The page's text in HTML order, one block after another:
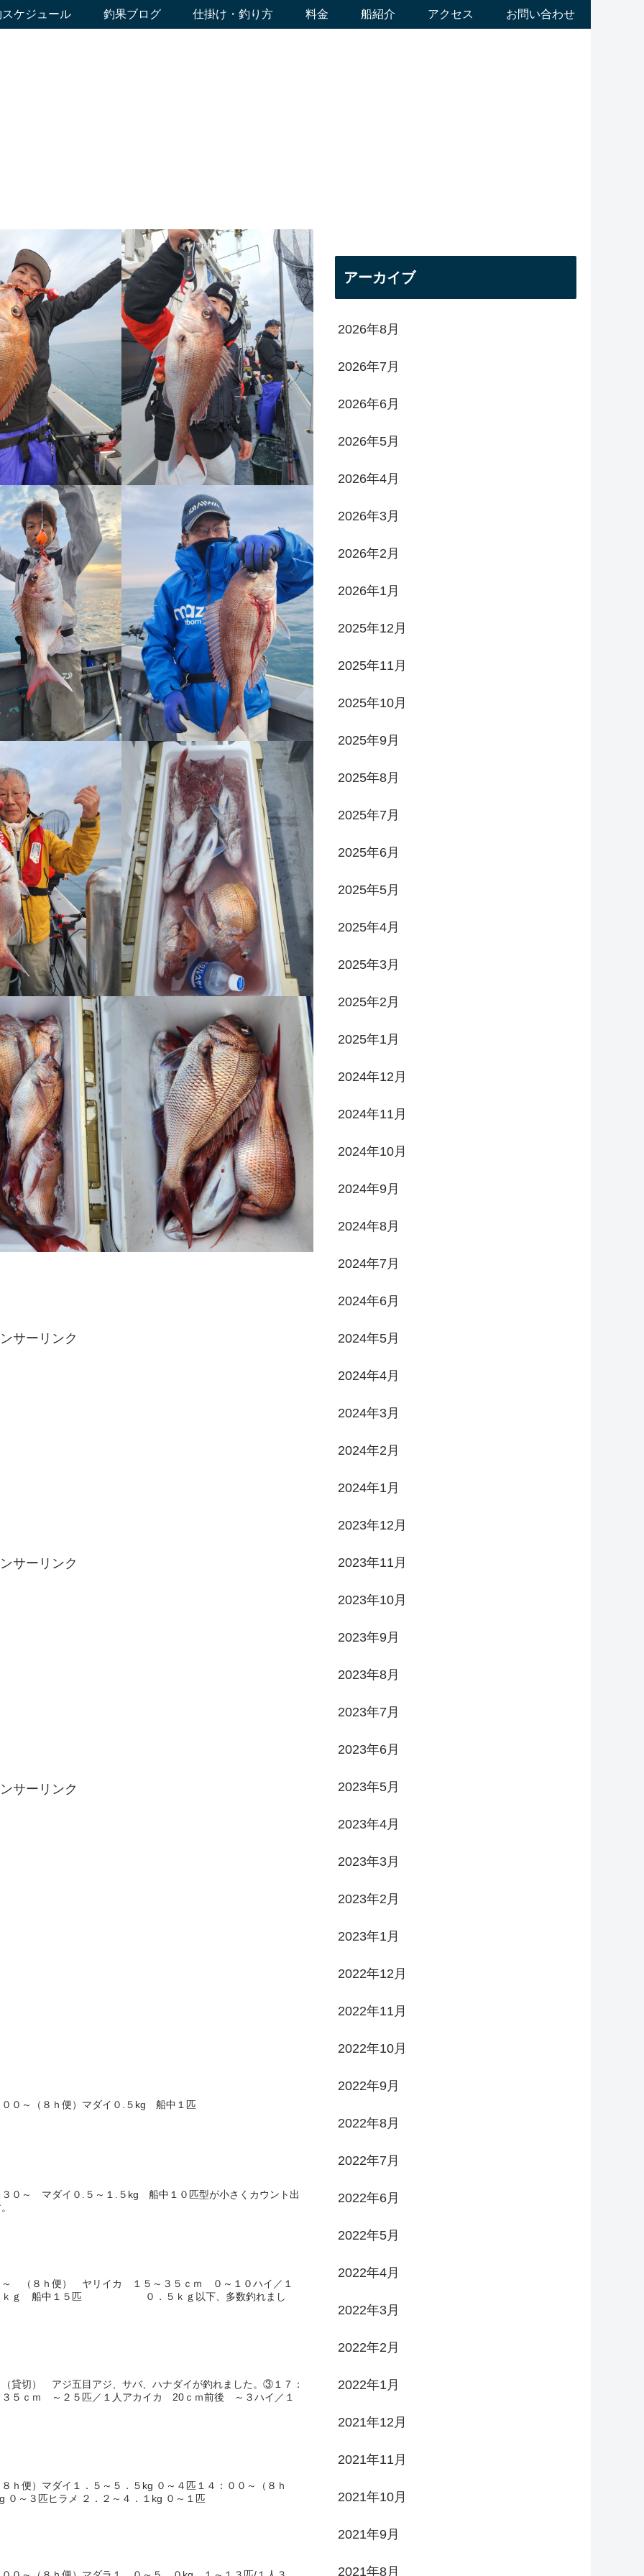
ケジュール 釣果ブログ 仕掛け・釣り方 料金 船紹介 アクセス お問い合わせ
サーリンク
サーリンク
サーリンク
０～（８ｈ便）マダイ０.５kg 船中１匹
０～ マダイ０.５～１.５kg 船中１０匹型が小さくカウント出
～ （８ｈ便） ヤリイカ １５～３５ｃｍ ０～１０ハイ／１
ｋｇ 船中１５匹 ０．５ｋｇ以下、多数釣れまし
貸切） アジ五目アジ、サバ、ハナダイが釣れました。③１７：
５ｃｍ ～２５匹／１人アカイカ 20ｃｍ前後 ～３ハイ／１
ｈ便）マダイ１．５～５．５kg ０～４匹１４：００～（８ｈ
０～３匹ヒラメ ２．２～４．１kg ０～１匹
アーカイブ
2026年8月
2026年7月
2026年6月
2026年5月
2026年4月
2026年3月
2026年2月
2026年1月
2025年12月
2025年11月
2025年10月
2025年9月
2025年8月
2025年7月
2025年6月
2025年5月
2025年4月
2025年3月
2025年2月
2025年1月
2024年12月
2024年11月
2024年10月
2024年9月
2024年8月
2024年7月
2024年6月
2024年5月
2024年4月
2024年3月
2024年2月
2024年1月
2023年12月
2023年11月
2023年10月
2023年9月
2023年8月
2023年7月
2023年6月
2023年5月
2023年4月
2023年3月
2023年2月
2023年1月
2022年12月
2022年11月
2022年10月
2022年9月
2022年8月
2022年7月
2022年6月
2022年5月
2022年4月
2022年3月
2022年2月
2022年1月
2021年12月
2021年11月
2021年10月
2021年9月
2021年8月